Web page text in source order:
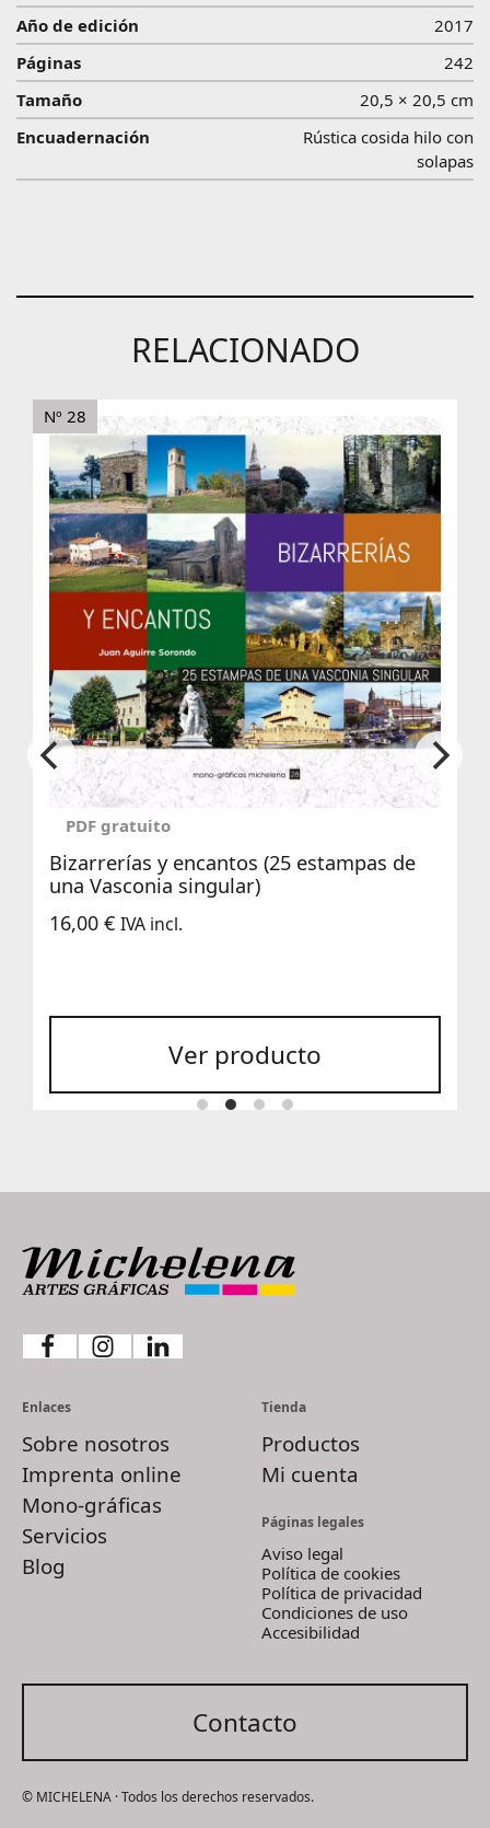
Año de edición
2017
Páginas
242
Tamaño
20,5 × 20,5 cm
Encuadernación
Rústica cosida hilo con
solapas
RELACIONADO
Nº 28
PDF gratuito
Bizarrerías y encantos (25 estampas de
una Vasconia singular)
16,00 € IVA incl.
Ver producto
Enlaces
Sobre nosotros
Imprenta online
Mono-gráficas
Servicios
Blog
Tienda
Productos
Mi cuenta
Páginas legales
Aviso legal
Política de cookies
Política de privacidad
Condiciones de uso
Accesibilidad
Contacto
© MICHELENA · Todos los derechos reservados.